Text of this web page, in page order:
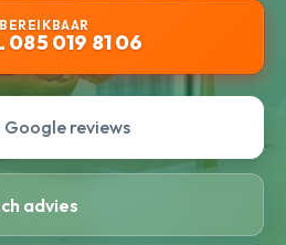
085 019 81 06
Google reviews
advies